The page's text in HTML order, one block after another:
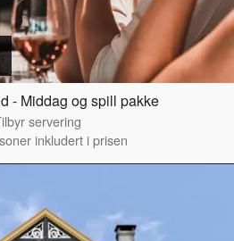
- Middag og spill pakke
servering
inkludert i prisen